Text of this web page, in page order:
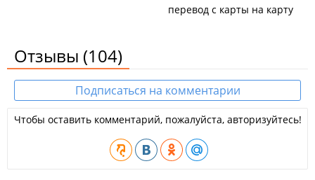
перевод с карты на карту
Отзывы (104)
Подписаться на комментарии
Чтобы оставить комментарий, пожалуйста, авторизуйтесь!